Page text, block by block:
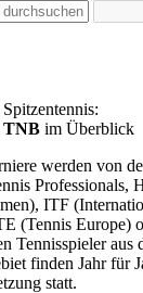
Spitzentennis:
TNB im Überblick
werden von
Professionals,
ITF
(Tennis Europe)
Tennisspieler aus
finden Jahr für
statt.